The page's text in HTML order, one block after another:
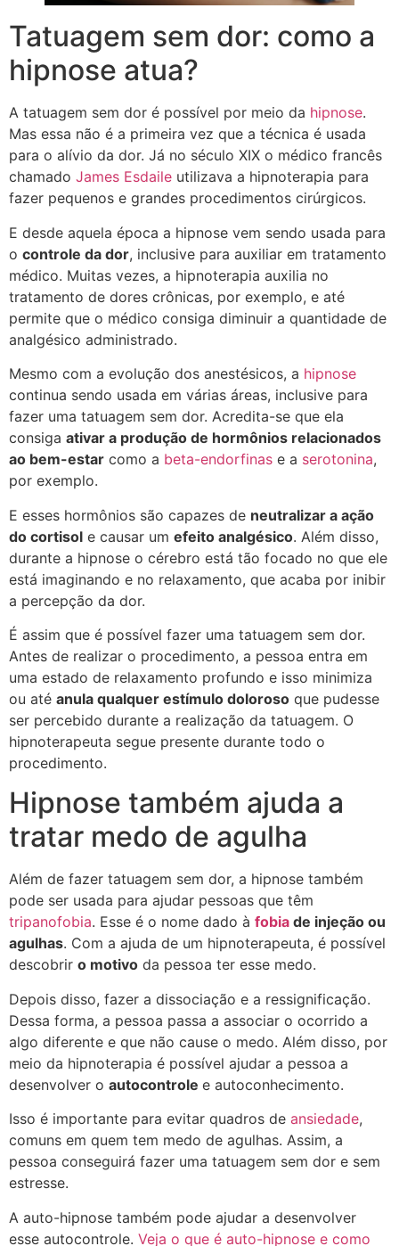
Tatuagem sem dor: como a
hipnose atua?
A tatuagem sem dor é possível por meio da hipnose.
Mas essa não é a primeira vez que a técnica é usada
para o alívio da dor. Já no século XIX o médico francês
chamado James Esdaile utilizava a hipnoterapia para
fazer pequenos e grandes procedimentos cirúrgicos.
E desde aquela época a hipnose vem sendo usada para
o controle da dor, inclusive para auxiliar em tratamento
médico. Muitas vezes, a hipnoterapia auxilia no
tratamento de dores crônicas, por exemplo, e até
permite que o médico consiga diminuir a quantidade de
analgésico administrado.
Mesmo com a evolução dos anestésicos, a hipnose
continua sendo usada em várias áreas, inclusive para
fazer uma tatuagem sem dor. Acredita-se que ela
consiga ativar a produção de hormônios relacionados
ao bem-estar como a beta-endorfinas e a serotonina,
por exemplo.
E esses hormônios são capazes de neutralizar a ação
do cortisol e causar um efeito analgésico. Além disso,
durante a hipnose o cérebro está tão focado no que ele
está imaginando e no relaxamento, que acaba por inibir
a percepção da dor.
É assim que é possível fazer uma tatuagem sem dor.
Antes de realizar o procedimento, a pessoa entra em
uma estado de relaxamento profundo e isso minimiza
ou até anula qualquer estímulo doloroso que pudesse
ser percebido durante a realização da tatuagem. O
hipnoterapeuta segue presente durante todo o
procedimento.
Hipnose também ajuda a
tratar medo de agulha
Além de fazer tatuagem sem dor, a hipnose também
pode ser usada para ajudar pessoas que têm
tripanofobia. Esse é o nome dado à fobia de injeção ou
agulhas. Com a ajuda de um hipnoterapeuta, é possível
descobrir o motivo da pessoa ter esse medo.
Depois disso, fazer a dissociação e a ressignificação.
Dessa forma, a pessoa passa a associar o ocorrido a
algo diferente e que não cause o medo. Além disso, por
meio da hipnoterapia é possível ajudar a pessoa a
desenvolver o autocontrole e autoconhecimento.
Isso é importante para evitar quadros de ansiedade,
comuns em quem tem medo de agulhas. Assim, a
pessoa conseguirá fazer uma tatuagem sem dor e sem
estresse.
A auto-hipnose também pode ajudar a desenvolver
esse autocontrole. Veja o que é auto-hipnose e como